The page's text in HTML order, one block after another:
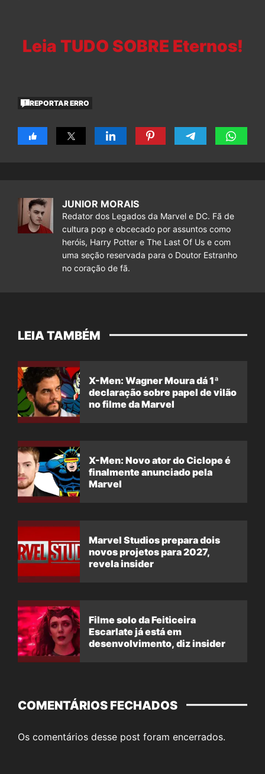
Leia TUDO SOBRE Eternos!
REPORTAR ERRO
JUNIOR MORAIS
Redator dos Legados da Marvel e DC. Fã de
cultura pop e obcecado por assuntos como
heróis, Harry Potter e The Last Of Us e com
uma seção reservada para o Doutor Estranho
no coração de fã.
LEIA TAMBÉM
X-Men: Wagner Moura dá 1ª
declaração sobre papel de vilão
no filme da Marvel
X-Men: Novo ator do Ciclope é
finalmente anunciado pela
Marvel
Marvel Studios prepara dois
novos projetos para 2027,
revela insider
Filme solo da Feiticeira
Escarlate já está em
desenvolvimento, diz insider
COMENTÁRIOS FECHADOS
Os comentários desse post foram encerrados.